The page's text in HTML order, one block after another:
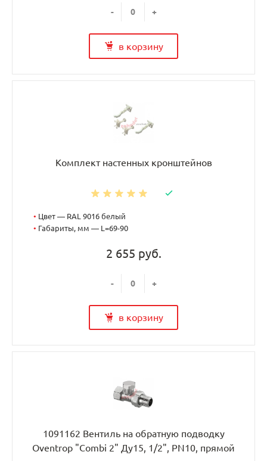
- +
в корзину
Комплект настенных кронштейнов
• Цвет — RAL 9016 белый
• Габариты, мм — L=69-90
2 655 руб.
- +
в корзину
1091162 Вентиль на обратную подводку
Oventrop "Combi 2" Ду15, 1/2", PN10, прямой